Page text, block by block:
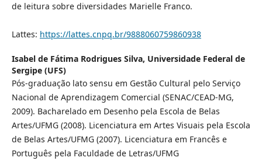
de leitura sobre diversidades Marielle Franco.
Lattes: https://lattes.cnpq.br/9888060759860938
Isabel de Fátima Rodrigues Silva, Universidade Federal de
Sergipe (UFS)
Pós-graduação lato sensu em Gestão Cultural pelo Serviço
Nacional de Aprendizagem Comercial (SENAC/CEAD-MG,
2009). Bacharelado em Desenho pela Escola de Belas
Artes/UFMG (2008). Licenciatura em Artes Visuais pela Escola
de Belas Artes/UFMG (2007). Licenciatura em Francês e
Português pela Faculdade de Letras/UFMG